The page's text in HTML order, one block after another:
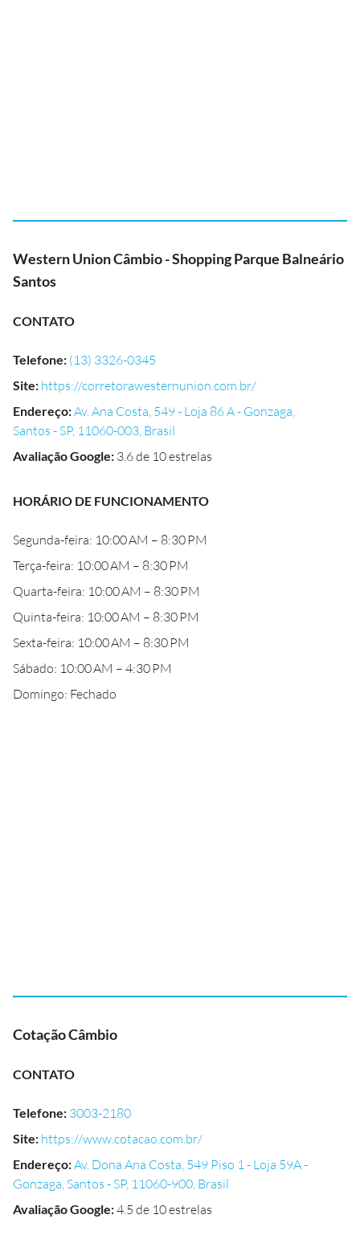
Western Union Câmbio - Shopping Parque Balneário
Santos
CONTATO
Telefone: (13) 3326-0345
Site: https://corretorawesternunion.com.br/
Endereço:Av. Ana Costa, 549 - Loja 86 A - Gonzaga,
Santos - SP, 11060-003, Brasil
Avaliação Google: 3.6 de 10 estrelas
HORÁRIO DE FUNCIONAMENTO
Segunda-feira: 10:00 AM – 8:30 PM
Terça-feira: 10:00 AM – 8:30 PM
Quarta-feira: 10:00 AM – 8:30 PM
Quinta-feira: 10:00 AM – 8:30 PM
Sexta-feira: 10:00 AM – 8:30 PM
Sábado: 10:00 AM – 4:30 PM
Domingo: Fechado
Cotação Câmbio
CONTATO
Telefone: 3003-2180
Site: https://www.cotacao.com.br/
Endereço:Av. Dona Ana Costa, 549 Piso 1 - Loja 59A -
Gonzaga, Santos - SP, 11060-900, Brasil
Avaliação Google:4.5 de 10 estrelas